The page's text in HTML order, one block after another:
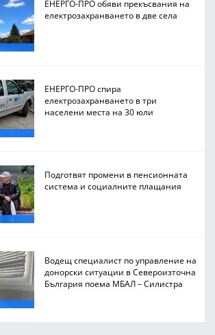
ЕНЕРГО-ПРО обяви прекъсвания на
електрозахранването в две села
ЕНЕРГО-ПРО спира
електрозахранването в три
населени места на 30 юли
Подготвят промени в пенсионната
система и социалните плащания
Водещ специалист по управление на
донорски ситуации в Североизточна
България поема МБАЛ – Силистра